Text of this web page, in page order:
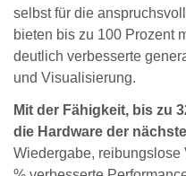
selbst für die
bieten bis zu 100 Prozent
deutlich verbesserte
und Visualisierung.
Mit der Fähigkeit, bis zu
die Hardware der
Wiedergabe,